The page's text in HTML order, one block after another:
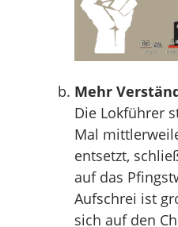
Mehr
Die Lokführer
Mal
entsetzt,
auf das
Aufschrei ist
sich auf den